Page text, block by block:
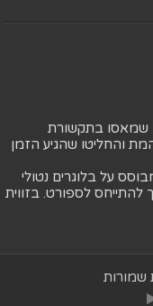
שמאסו בתקשורת
והחליטו שהגיע הזמן
על בלוגרים נטולי
לספורט. בזווית